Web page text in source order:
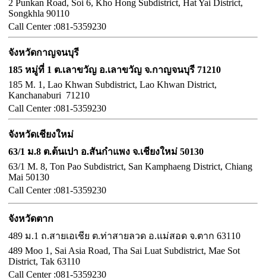
2 Punkan Road, Soi 6, Kho Hong Subdistrict, Hat Yai District,
Songkhla 90110
Call Center :081-5359230
จังหวัดกาญจนบุรี
185 หมู่ที่ 1 ต.เลาขวัญ อ.เลาขวัญ จ.กาญจนบุรี 71210
185 M. 1, Lao Khwan Subdistrict, Lao Khwan District,
Kanchanaburi 71210
Call Center :081-5359230
จังหวัดเชียงใหม่
63/1 ม.8 ต.ต้นเปา อ.สันกำแพง จ.เชียงใหม่ 50130
63/1 M. 8, Ton Pao Subdistrict, San Kamphaeng District, Chiang
Mai 50130
Call Center :081-5359230
จังหวัดตาก
489 ม.1 ถ.สายเอเชีย ต.ท่าสายลวด อ.แม่สอด จ.ตาก 63110
489 Moo 1, Sai Asia Road, Tha Sai Luat Subdistrict, Mae Sot
District, Tak 63110
Call Center :081-5359230